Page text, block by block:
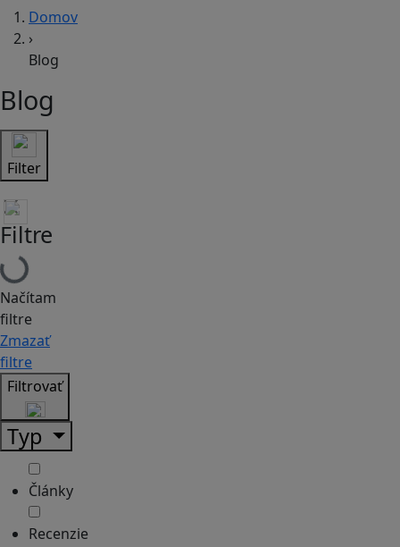
Domov
›
Blog
Blog
Filter
Filtre
Načítam
filtre
Zmazať
filtre
Filtrovať
Typ
Články
Recenzie